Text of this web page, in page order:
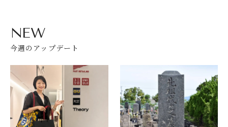
NEW
今週のアップデート